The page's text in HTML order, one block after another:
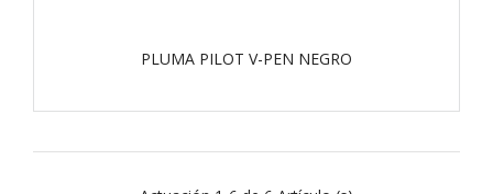
PLUMA PILOT V-PEN NEGRO